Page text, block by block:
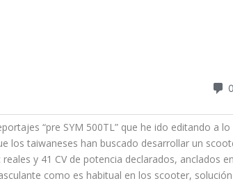
“pre SYM 500TL” que he ido editando a
los taiwaneses han buscado desarrollar un
y 41 CV de potencia declarados, anclados
como es habitual en los scooter,